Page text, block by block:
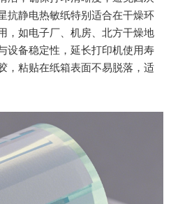
抗静电热敏纸特别适合在干燥环
，如电子厂、机房、北方干燥地
设备稳定性，延长打印机使用寿
，粘贴在纸箱表面不易脱落，适